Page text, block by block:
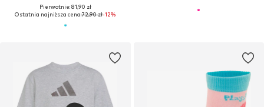
Pierwotnie: 81,90 zł
Ostatnia najniższa cena:72,90 zł-12%